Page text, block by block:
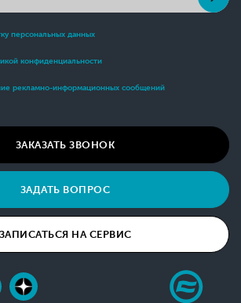
персональных данных
конфиденциальности
рекламно-информационных сообщений
ЗАКАЗАТЬ ЗВОНОК
ЗАДАТЬ ВОПРОС
ЗАПИСАТЬСЯ НА СЕРВИС